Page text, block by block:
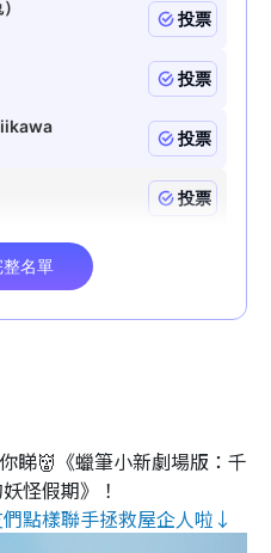
睇👹《蠟筆小新劇場版：千
怪假期》！
點樣聯手拯救屋企人啦↓